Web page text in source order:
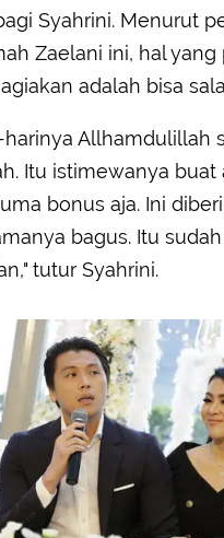
Syahrini. Menurut
Zaelani ini, hal yang
adalah bisa
harinya Allhamdulillah
Itu istimewanya buat
bonus aja. Ini
bagus. Itu
tutur Syahrini.